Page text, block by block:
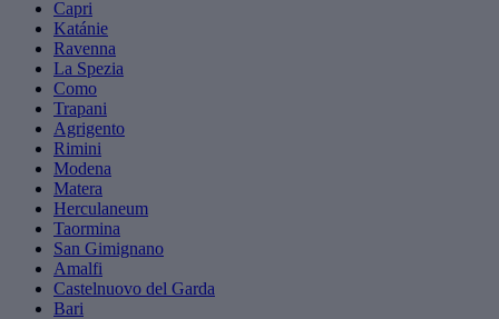
Capri
Katánie
Ravenna
La Spezia
Como
Trapani
Agrigento
Rimini
Modena
Matera
Herculaneum
Taormina
San Gimignano
Amalfi
Castelnuovo del Garda
Bari